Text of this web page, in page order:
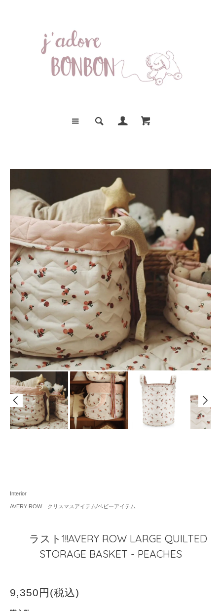
Interior
AVERY ROW クリスマスアイテム/ベビーアイテム
ラスト1!!AVERY ROW LARGE QUILTED
STORAGE BASKET - PEACHES
9,350円(税込)